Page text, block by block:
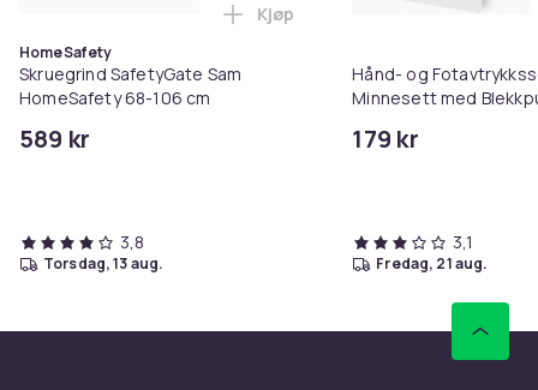
HomeSafety
Skruegrind SafetyGate Sam
HomeSafety 68-106 cm
589 kr
Legg Skruegrind SafetyGate
Kjøp
3,8
torsdag, 13 aug.
Hånd- og
Minnesett med
179 kr
3,1
fredag, 21 aug.